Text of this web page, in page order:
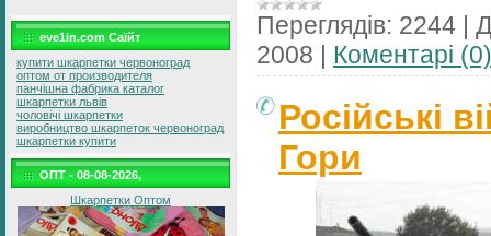
eve1in.com Саїйт
купити шкарпетки червоноград
оптом от производителя
панчішна фабрика каталог
шкарпетки львів
чоловічі шкарпетки
виробництво шкарпеток червоноград
шкарпетки купити
ОПТ - 08-08-2026,
Шкарпетки Оптом
Переглядів: 2244 |
2008 | Коментарі (0)
Російські
Гори